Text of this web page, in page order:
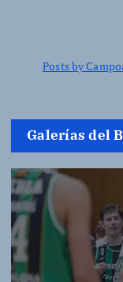
Posts by
Galerías del